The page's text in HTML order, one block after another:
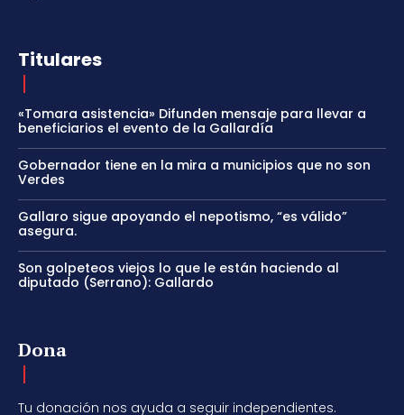
Titulares
«Tomara asistencia» Difunden mensaje para llevar a
beneficiarios el evento de la Gallardía
Gobernador tiene en la mira a municipios que no son
Verdes
Gallaro sigue apoyando el nepotismo, “es válido”
asegura.
Son golpeteos viejos lo que le están haciendo al
diputado (Serrano): Gallardo
Dona
Tu donación nos ayuda a seguir independientes.